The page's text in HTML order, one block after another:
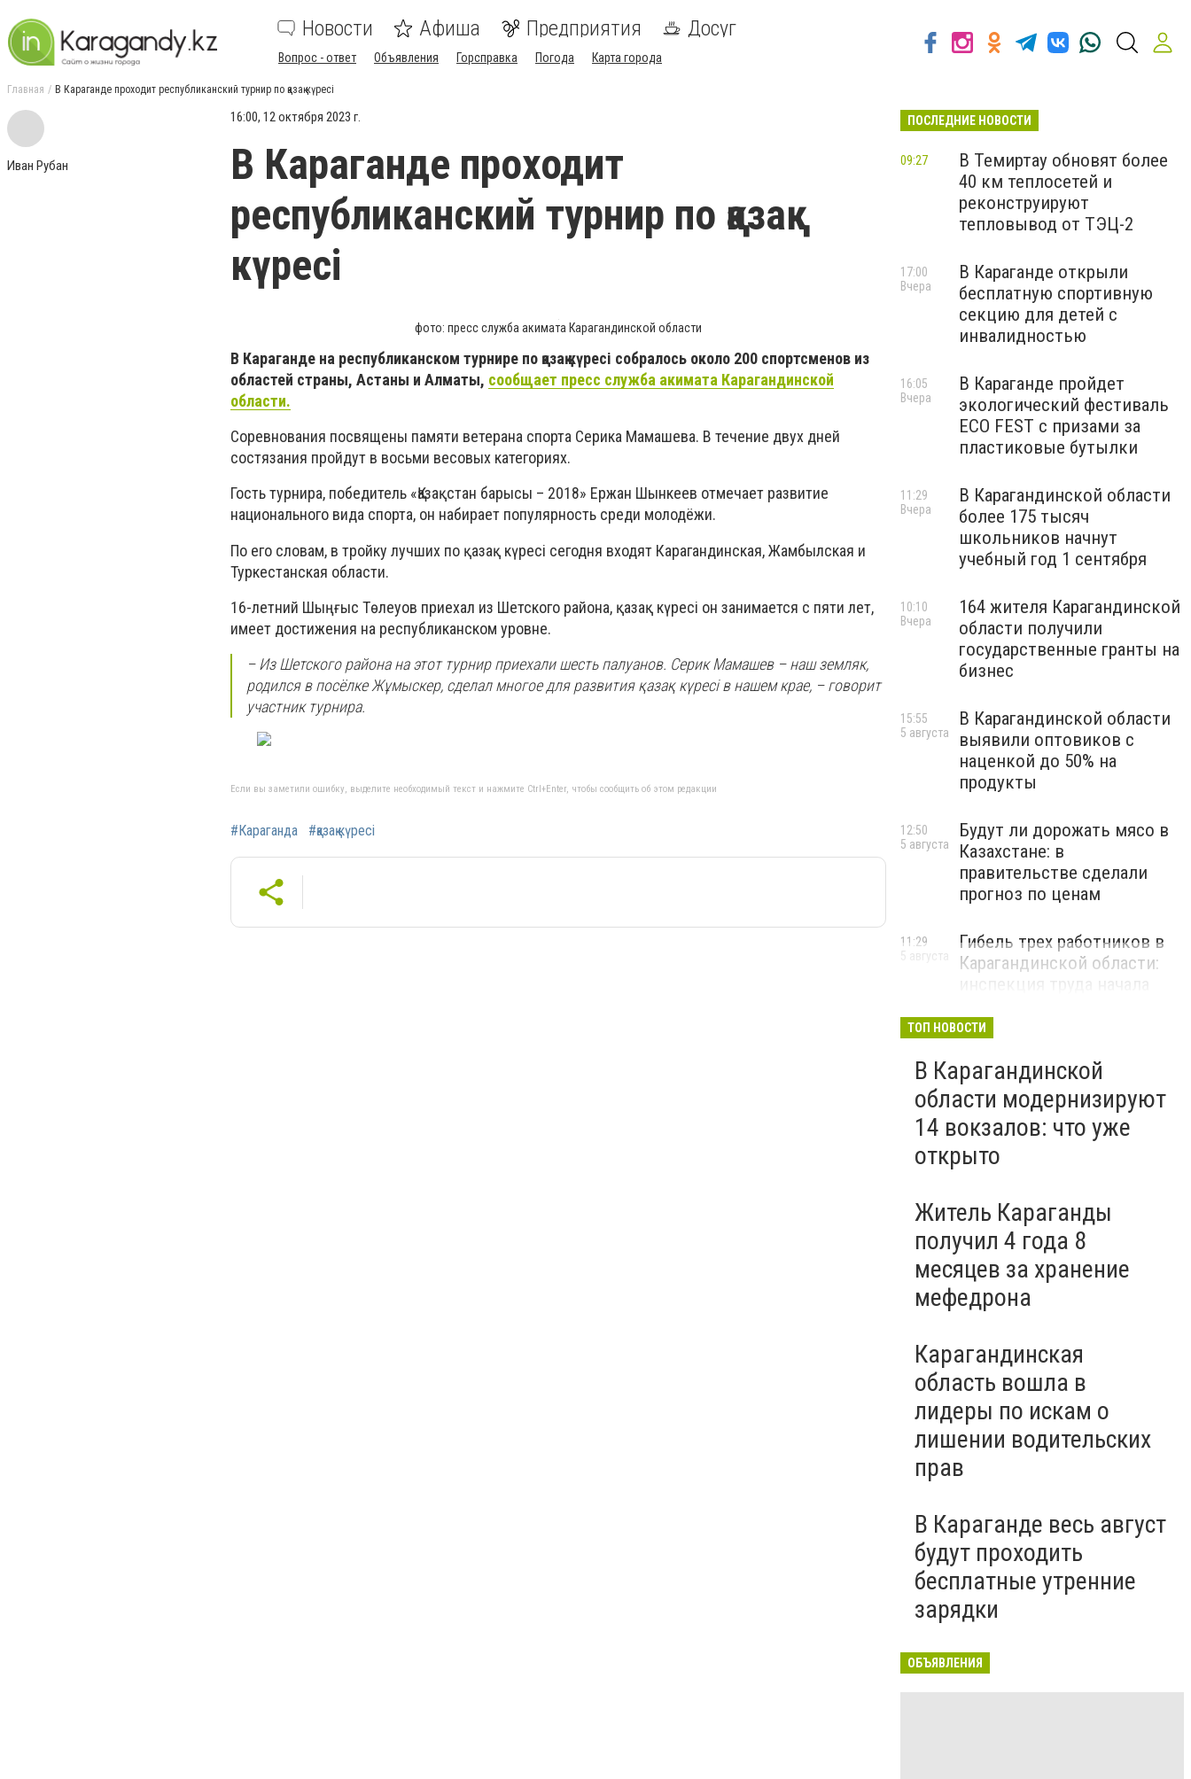
Новости Афиша Предприятия Досуг
Вопрос - ответ Объявления Горсправка Погода Карта города
Главная В Караганде проходит республиканский турнир по қазақ күресі
Иван Рубан
16:00, 12 октября 2023 г.
В Караганде проходит
республиканский турнир по қазақ
күресі
фото: пресс служба акимата Карагандинской области
В Караганде на республиканском турнире по қазақ күресі собралось около 200 спортсменов из
областей страны, Астаны и Алматы, сообщает пресс служба акимата Карагандинской
области.
Соревнования посвящены памяти ветерана спорта Серика Мамашева. В течение двух дней
состязания пройдут в восьми весовых категориях.
Гость турнира, победитель «Қазақстан барысы – 2018» Ержан Шынкеев отмечает развитие
национального вида спорта, он набирает популярность среди молодёжи.
По его словам, в тройку лучших по қазақ күресі сегодня входят Карагандинская, Жамбылская и
Туркестанская области.
16-летний Шыңғыс Төлеуов приехал из Шетского района, қазақ күресі он занимается с пяти лет,
имеет достижения на республиканском уровне.
– Из Шетского района на этот турнир приехали шесть палуанов. Серик Мамашев – наш земляк,
родился в посёлке Жұмыскер, сделал многое для развития қазақ күресі в нашем крае, – говорит
участник турнира.
Если вы заметили ошибку, выделите необходимый текст и нажмите Ctrl+Enter, чтобы сообщить об этом редакции
#Караганда #қазақ күресі
ПОСЛЕДНИЕ НОВОСТИ
В Темиртау обновят более
40 км теплосетей и
реконструируют
тепловывод от ТЭЦ-2
09:27
В Караганде открыли
бесплатную спортивную
секцию для детей с
инвалидностью
17:00
Вчера
В Караганде пройдет
экологический фестиваль
ECO FEST с призами за
пластиковые бутылки
16:05
Вчера
В Карагандинской области
более 175 тысяч
школьников начнут
учебный год 1 сентября
11:29
Вчера
164 жителя Карагандинской
области получили
государственные гранты на
бизнес
10:10
Вчера
В Карагандинской области
выявили оптовиков с
наценкой до 50% на
продукты
15:55
5 августа
Будут ли дорожать мясо в
Казахстане: в
правительстве сделали
прогноз по ценам
12:50
5 августа
Гибель трех работников в
Карагандинской области:
11:29
5 августа
ТОП НОВОСТИ
В Карагандинской
области модернизируют
14 вокзалов: что уже
открыто
Житель Караганды
получил 4 года 8
месяцев за хранение
мефедрона
Карагандинская
область вошла в
лидеры по искам о
лишении водительских
прав
В Караганде весь август
будут проходить
бесплатные утренние
зарядки
ОБЪЯВЛЕНИЯ